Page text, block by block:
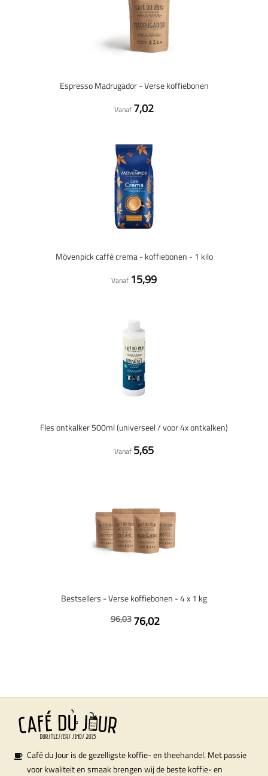
Espresso Madrugador - Verse koffiebonen
Vanaf 7,02
Mövenpick caffè crema - koffiebonen - 1 kilo
Vanaf 15,99
Fles ontkalker 500ml (universeel / voor 4x ontkalken)
Vanaf 5,65
Bestsellers - Verse koffiebonen - 4 x 1 kg
96,03 76,02
Café du Jour is de gezelligste koffie- en theehandel. Met passie
voor kwaliteit en smaak brengen wij de beste koffie- en